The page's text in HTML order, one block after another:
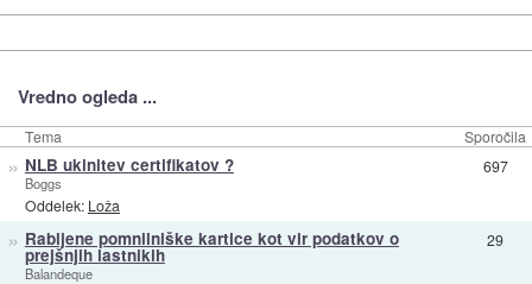
Vredno ogleda ...
Tema Sporočila
» NLB ukinitev certifikatov ?
Boggs
Oddelek: Loža
697
» Rabljene pomnilniške kartice kot vir podatkov o
prejšnjih lastnikih
Balandeque
29